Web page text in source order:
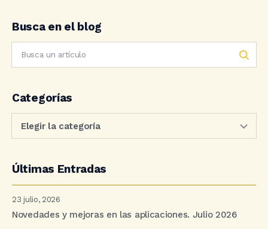
Busca en el blog
Categorías
Últimas Entradas
23 julio, 2026
Novedades y mejoras en las aplicaciones. Julio 2026